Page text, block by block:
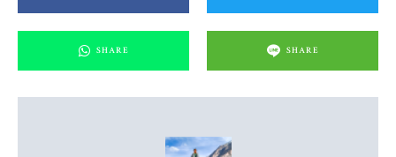
SHARE SHARE